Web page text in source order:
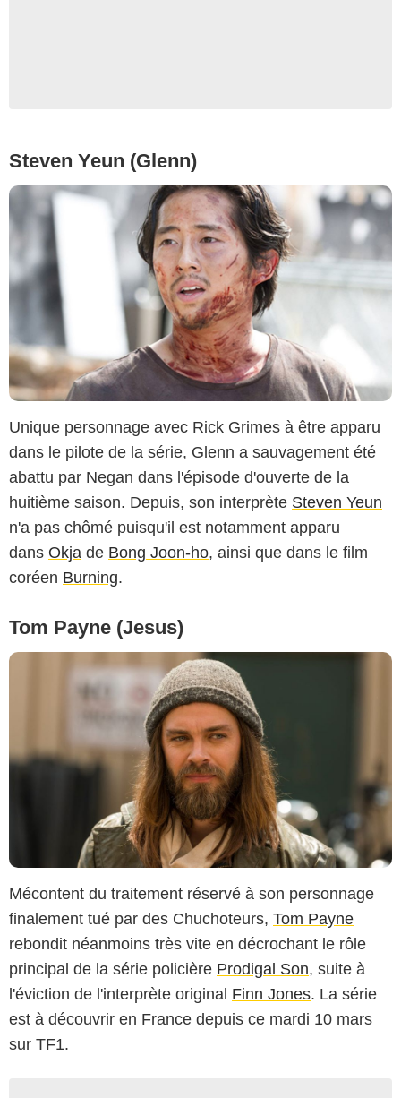
Steven Yeun (Glenn)
Unique personnage avec Rick Grimes à être apparu
dans le pilote de la série, Glenn a sauvagement été
abattu par Negan dans l'épisode d'ouverte de la
huitième saison. Depuis, son interprète Steven Yeun
n'a pas chômé puisqu'il est notamment apparu
dans Okja de Bong Joon-ho, ainsi que dans le film
coréen Burning.
Tom Payne (Jesus)
Mécontent du traitement réservé à son personnage
finalement tué par des Chuchoteurs, Tom Payne
rebondit néanmoins très vite en décrochant le rôle
principal de la série policière Prodigal Son, suite à
l'éviction de l'interprète original Finn Jones. La série
est à découvrir en France depuis ce mardi 10 mars
sur TF1.